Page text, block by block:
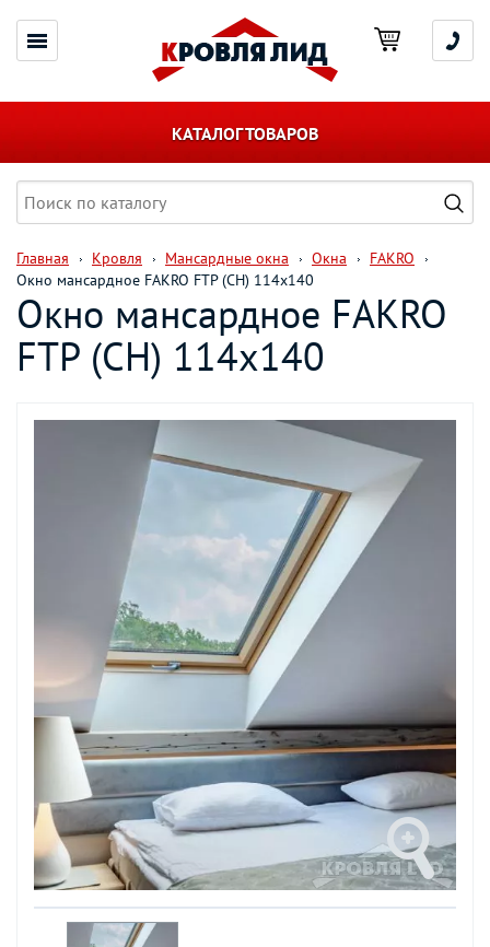
КАТАЛОГ ТОВАРОВ
Главная Кровля Мансардные окна Окна
FAKRO
Окно мансардное FAKRO FTP (CH) 114х140
Окно мансардное FAKRO
FTP (CH) 114х140